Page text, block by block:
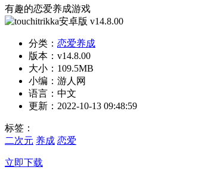
有趣的恋爱养成游戏
分类： 恋爱养成
版本：v14.8.00
大小：109.5MB
小编：游人网
语言：中文
更新：2022-10-13 09:48:59
标签：
二次元 养成 恋爱
立即下载